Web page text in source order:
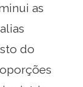
as
do